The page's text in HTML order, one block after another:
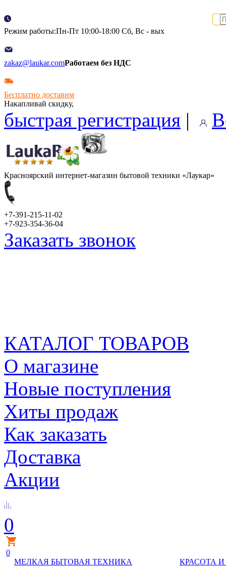
Режим работы:Пн-Пт 10:00-18:00 Сб, Вс - вых
zakaz@laukar.comРаботаем без НДС
Бесплатно доставим
Накапливай скидку,
быстрая регистрация |
Красноярский интернет-магазин бытовой техники «Лаукар»
+7-391-215-11-02
+7-923-354-36-04
Заказать звонок
КАТАЛОГ ТОВАРОВ
О магазине
Новые поступления
Хиты продаж
Как заказать
Доставка
Акции
0
0
МЕЛКАЯ БЫТОВАЯ ТЕХНИКА
КРАСОТА И